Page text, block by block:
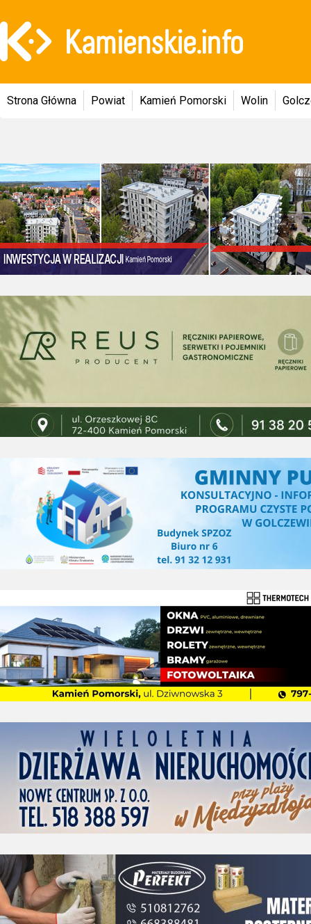
Strona Główna Powiat Kamień Pomorski Wolin